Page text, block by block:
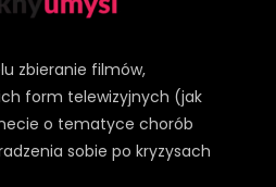
zbieranie filmów,
form telewizyjnych (jak
o tematyce chorób
sobie po kryzysach